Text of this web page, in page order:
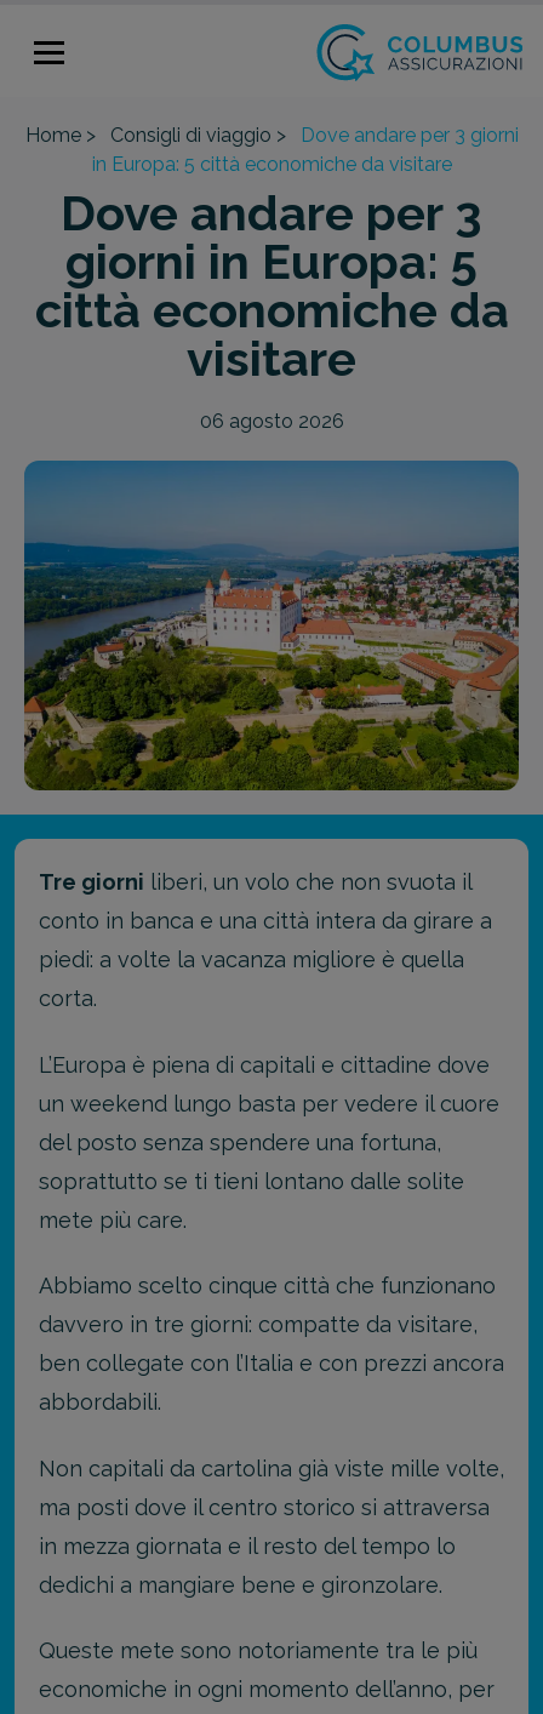
Home > Consigli di viaggio >
Dove andare per 3 giorni
in Europa: 5 città economiche da visitare
Dove andare per 3
giorni in Europa: 5
città economiche da
visitare
06 agosto 2026
Tre giorni liberi, un volo che non svuota il
conto in banca e una città intera da girare a
piedi: a volte la vacanza migliore è quella
corta.
L’Europa è piena di capitali e cittadine dove
un weekend lungo basta per vedere il cuore
del posto senza spendere una fortuna,
soprattutto se ti tieni lontano dalle solite
mete più care.
Abbiamo scelto cinque città che funzionano
davvero in tre giorni: compatte da visitare,
ben collegate con l’Italia e con prezzi ancora
abbordabili.
Non capitali da cartolina già viste mille volte,
ma posti dove il centro storico si attraversa
in mezza giornata e il resto del tempo lo
dedichi a mangiare bene e gironzolare.
Queste mete sono notoriamente tra le più
economiche in ogni momento dell’anno, per